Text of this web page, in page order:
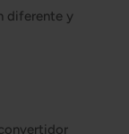
diferente y